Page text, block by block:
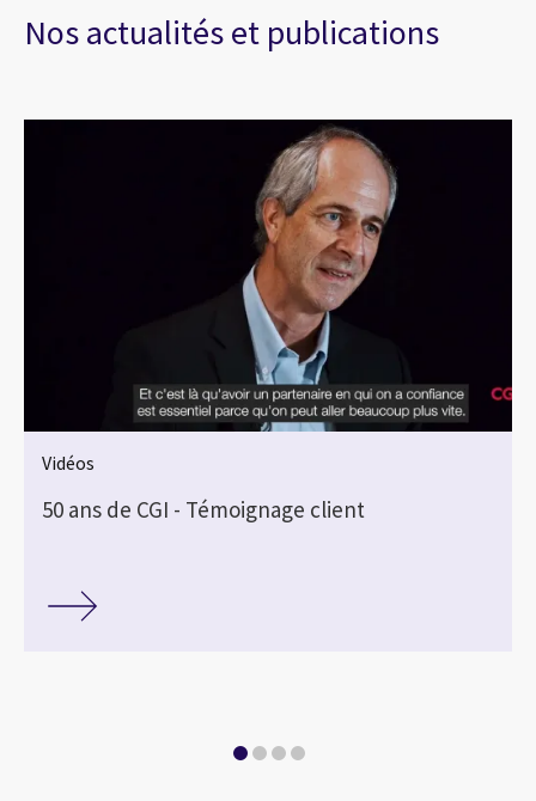
Nos actualités et publications
Vidéos
50 ans de CGI - Témoignage client